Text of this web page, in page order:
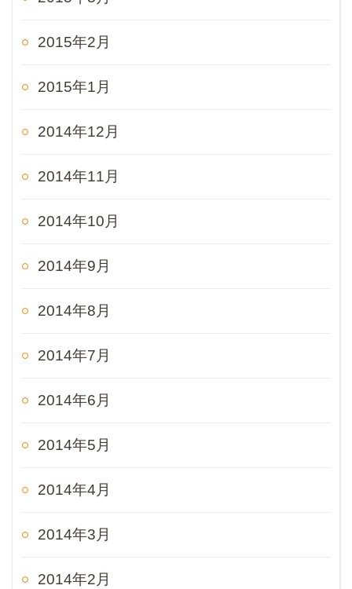
2015年2月
2015年1月
2014年12月
2014年11月
2014年10月
2014年9月
2014年8月
2014年7月
2014年6月
2014年5月
2014年4月
2014年3月
2014年2月